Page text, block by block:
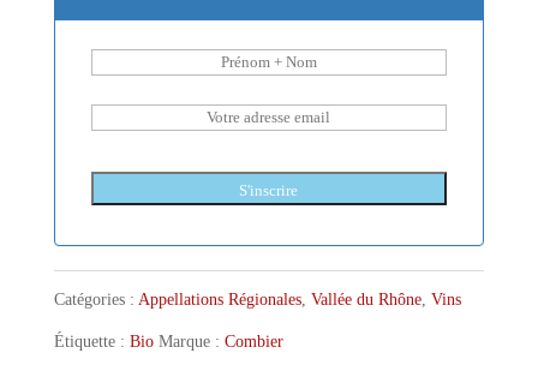
S'inscrire
Catégories : Appellations Régionales, Vallée du Rhône, Vins
Étiquette : Bio Marque : Combier